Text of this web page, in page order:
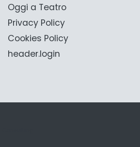
Oggi a Teatro
Privacy Policy
Cookies Policy
header.login